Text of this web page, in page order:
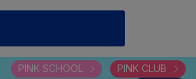
PINK SCHOOL
PINK CLUB